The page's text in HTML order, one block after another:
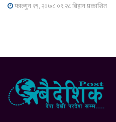
फाल्गुन १९, २०७८ ०९;२८ बिहान प्रकाशित